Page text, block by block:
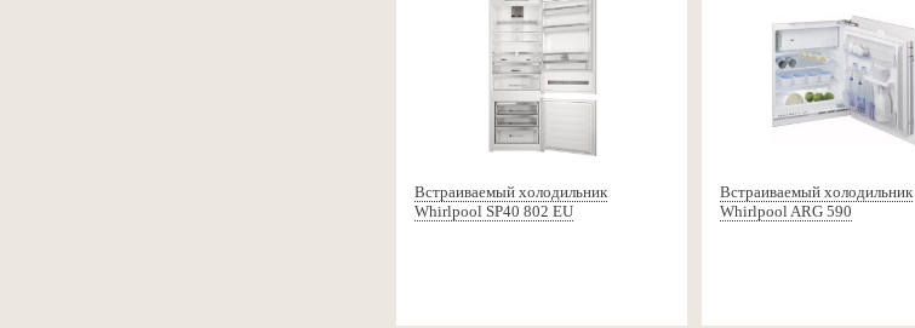
Встраиваемый холодильник
Whirlpool SP40 802 EU
Встраиваемый холодильник
Whirlpool ARG 590